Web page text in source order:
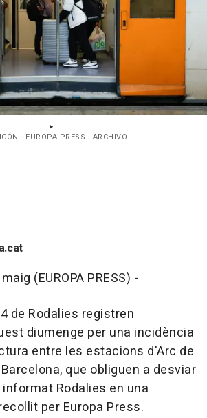
- EUROPA PRESS - ARCHIVO
(EUROPA PRESS) -
de Rodalies registren
diumenge per una incidència
entre les estacions d'Arc de
que obliguen a desviar
Rodalies en una
per Europa Press.